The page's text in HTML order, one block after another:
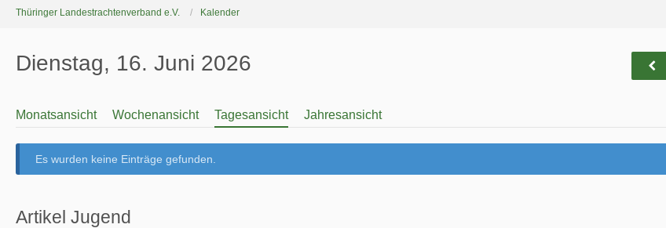
Thüringer Landestrachtenverband e.V. Kalender
Dienstag, 16. Juni 2026
Monatsansicht Wochenansicht Tagesansicht Jahresansicht
Es wurden keine Einträge gefunden.
Artikel Jugend